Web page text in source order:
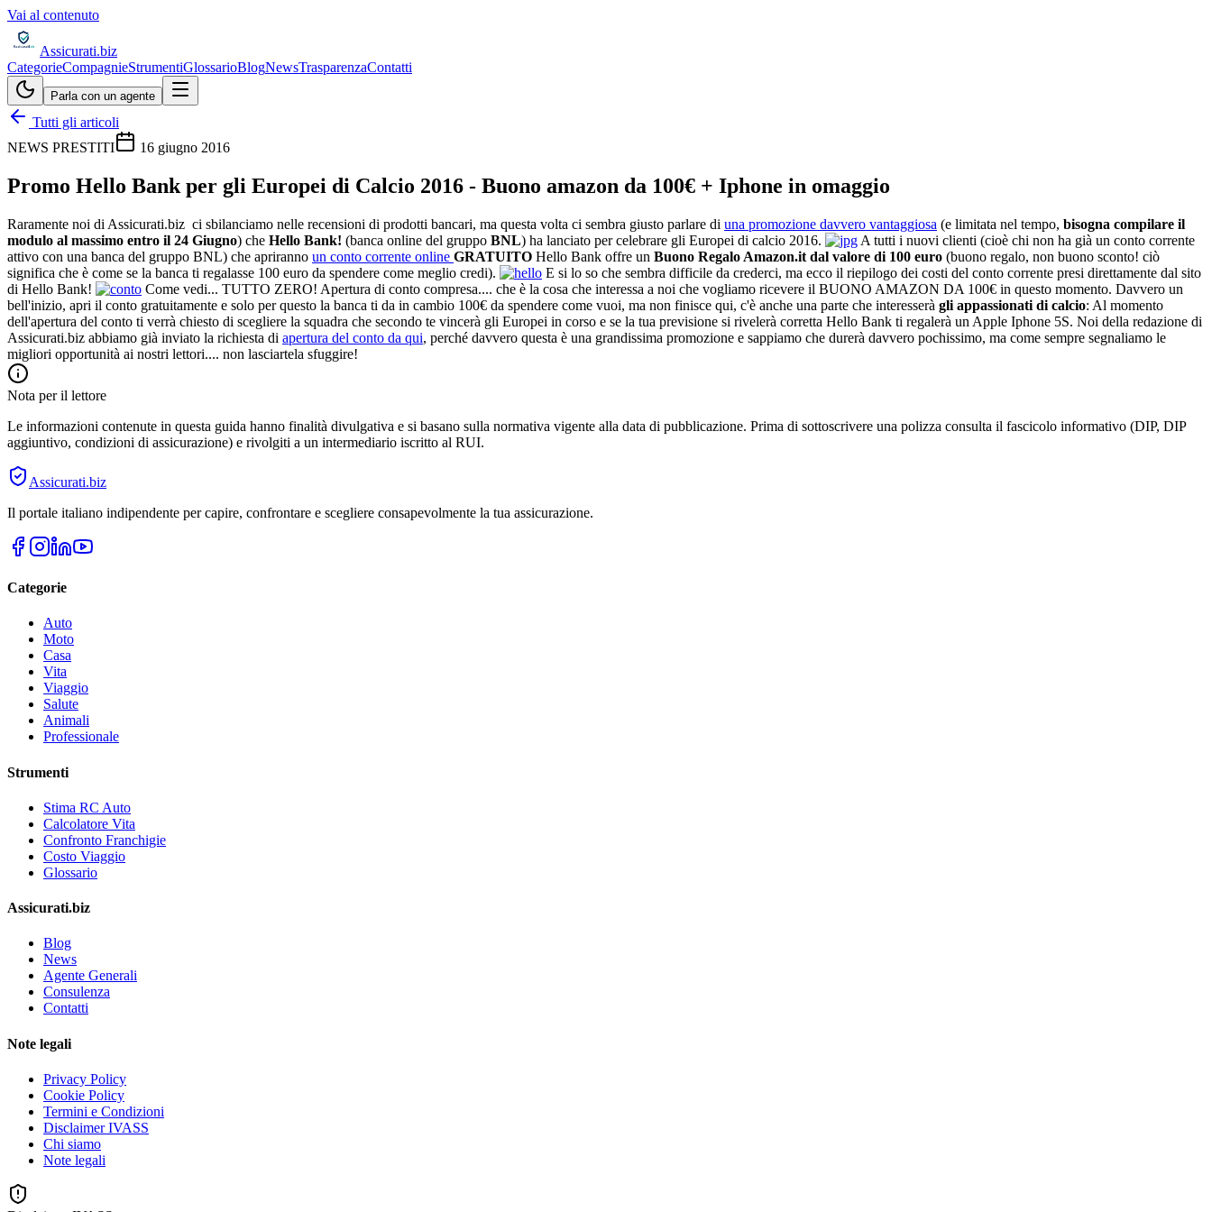
Vai al contenuto
Assicurati.biz
CategorieCompagnieStrumentiGlossarioBlogNewsTrasparenzaContatti
Parla con un agente
Tutti gli articoli
NEWS PRESTITI
16 giugno 2016
Promo Hello Bank per gli Europei di Calcio 2016 - Buono amazon da 100€ + Iphone in omaggio
Raramente noi di Assicurati.biz ci sbilanciamo nelle recensioni di prodotti bancari, ma questa volta ci sembra giusto parlare di una promozione davvero vantaggiosa (e limitata nel tempo, bisogna compilare il
modulo al massimo entro il 24 Giugno) che Hello Bank! (banca online del gruppo BNL) ha lanciato per celebrare gli Europei di calcio 2016.
A tutti i nuovi clienti (cioè chi non ha già un conto corrente
attivo con una banca del gruppo BNL) che apriranno un conto corrente online GRATUITO Hello Bank offre un Buono Regalo Amazon.it dal valore di 100 euro (buono regalo, non buono sconto! ciò
significa che è come se la banca ti regalasse 100 euro da spendere come meglio credi).
E si lo so che sembra difficile da crederci, ma ecco il riepilogo dei costi del conto corrente presi direttamente dal sito
di Hello Bank!
Come vedi... TUTTO ZERO! Apertura di conto compresa.... che è la cosa che interessa a noi che vogliamo ricevere il BUONO AMAZON DA 100€ in questo momento. Davvero un
bell'inizio, apri il conto gratuitamente e solo per questo la banca ti da in cambio 100€ da spendere come vuoi, ma non finisce qui, c'è anche una parte che interesserà gli appassionati di calcio: Al momento
dell'apertura del conto ti verrà chiesto di scegliere la squadra che secondo te vincerà gli Europei in corso e se la tua previsione si rivelerà corretta Hello Bank ti regalerà un Apple Iphone 5S. Noi della redazione di
Assicurati.biz abbiamo già inviato la richiesta di apertura del conto da qui, perché davvero questa è una grandissima promozione e sappiamo che durerà davvero pochissimo, ma come sempre segnaliamo le
migliori opportunità ai nostri lettori.... non lasciartela sfuggire!
Nota per il lettore
Le informazioni contenute in questa guida hanno finalità divulgativa e si basano sulla normativa vigente alla data di pubblicazione. Prima di sottoscrivere una polizza consulta il fascicolo informativo (DIP, DIP
aggiuntivo, condizioni di assicurazione) e rivolgiti a un intermediario iscritto al RUI.
Assicurati.biz
Il portale italiano indipendente per capire, confrontare e scegliere consapevolmente la tua assicurazione.
Categorie
Auto
Moto
Casa
Vita
Viaggio
Salute
Animali
Professionale
Strumenti
Stima RC Auto
Calcolatore Vita
Confronto Franchigie
Costo Viaggio
Glossario
Assicurati.biz
Blog
News
Agente Generali
Consulenza
Contatti
Note legali
Privacy Policy
Cookie Policy
Termini e Condizioni
Disclaimer IVASS
Chi siamo
Note legali